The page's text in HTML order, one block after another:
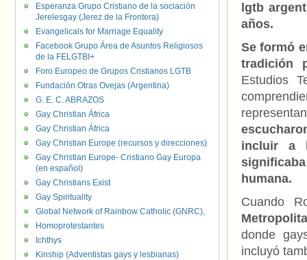
lgtb
años.
Se formó
tradición
Estudios
incluir a
humana.
Cuando
donde
incluyó
Esperanza Grupo Cristiano de la sociación
Jerelesgay (Jerez de la Frontera)
Evangelicals for Marriage Equality
Facebook Grupo Área de Asuntos Religiosos
de la FELGTBI+
Foro Europeo de Grupos Cristianos LGTB
Fundación Otras Ovejas (Argentina)
G. E. C. ABRAZOS
Gay Christian África
Gay Christian África
Gay Christian Europe (recursos y direcciones)
Gay Christian Europe- Cristiano Gay Europa
(en español)
Gay Christians Exist
Gay Spirituality
Global Network of Rainbow Catholic (GNRC),
Homoprotestantes
Ichthys
Kinship (Adventistas gays y lesbianas)